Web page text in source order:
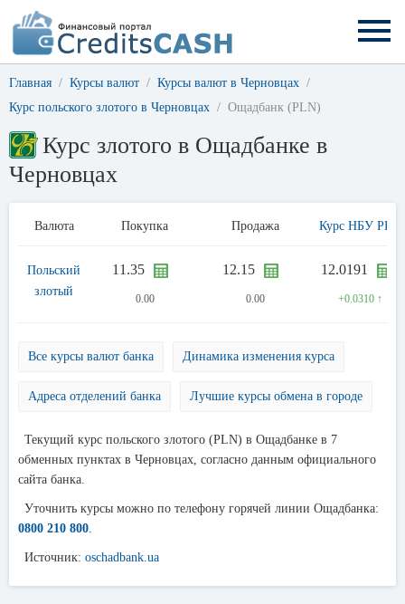
Главная Курсы валют
Курсы валют в Черновцах
Курс польского злотого в Черновцах
Ощадбанк (PLN)
Курс злотого в Ощадбанке в
Черновцах
Валюта Покупка Продажа Курс НБУ PLN
Польский
злотый
11.35
0.00
12.15
0.00
12.0191
+0.0310 ↑
Все курсы валют банка Динамика изменения курса
Адреса отделений банка Лучшие курсы обмена в городе
Текущий курс польского злотого (PLN) в Ощадбанке в 7
обменных пунктах в Черновцах, согласно данным официального
сайта банка.
Уточнить курсы можно по телефону горячей линии Ощадбанка:
0800 210 800.
Источник: oschadbank.ua